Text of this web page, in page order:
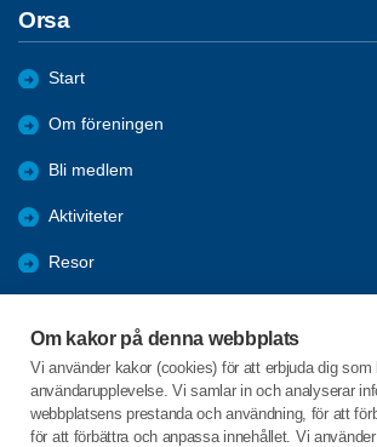
Om kakor på denna webbplats
Vi använder kakor (cookies) för att erbjuda dig som
användarupplevelse. Vi samlar in och analyserar
webbplatsens prestanda och användning, för att
för att förbättra och anpassa innehållet. Vi
Orsa
Start
Om föreningen
Bli medlem
Aktiviteter
Resor
Reportage
Från Orebygden